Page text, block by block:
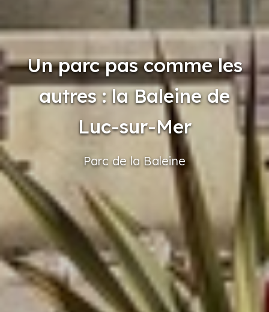
Un parc pas comme les
autres : la Baleine de
Luc-sur-Mer
Parc de la Baleine